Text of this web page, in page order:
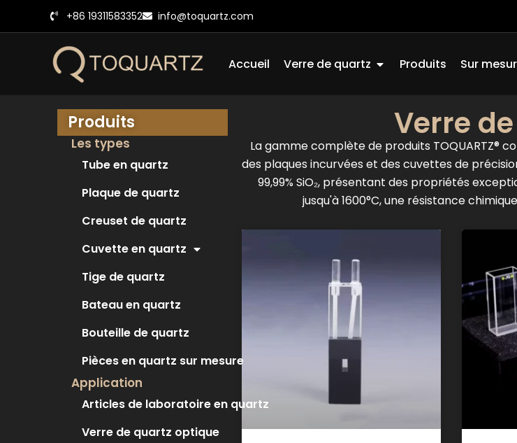
+86 19311583352 info@toquartz.com
Accueil Verre de quartz Ouvrir Quartz Glass
Produits Sur
Verre
La gamme complète de produits TOQUARTZ®
des plaques incurvées et des cuvettes de
99,99% SiO₂, présentant des propriétés
jusqu'à 1600°C, une résistance
Produits
Les types
Tube en quartz
Plaque de quartz
Creuset de quartz
Cuvette en quartz
Tige de quartz
Bateau en quartz
Bouteille de quartz
Pièces en quartz sur mesure
Application
Articles de laboratoire en quartz
Verre de quartz optique